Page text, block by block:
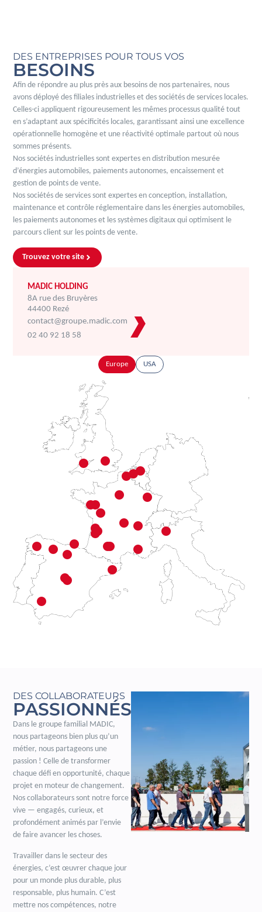
Europe USA
DES ENTREPRISES POUR TOUS VOS
BESOINS
Afin de répondre au plus près aux besoins de nos partenaires, nous
avons déployé des filiales industrielles et des sociétés de services locales.
Celles-ci appliquent rigoureusement les mêmes processus qualité tout
en s’adaptant aux spécificités locales, garantissant ainsi une excellence
opérationnelle homogène et une réactivité optimale partout où nous
sommes présents.
Nos sociétés industrielles sont expertes en distribution mesurée
d’énergies automobiles, paiements autonomes, encaissement et
gestion de points de vente.
Nos sociétés de services sont expertes en conception, installation,
maintenance et contrôle réglementaire dans les énergies automobiles,
les paiements autonomes et les systèmes digitaux qui optimisent le
parcours client sur les points de vente.
Trouvez votre site
MADIC HOLDING
8A rue des Bruyères
44400 Rezé
contact@groupe.madic.com
02 40 92 18 58
DES COLLABORATEURS
PASSIONNÉS
Dans le groupe familial MADIC,
nous partageons bien plus qu’un
métier, nous partageons une
passion ! Celle de transformer
chaque défi en opportunité, chaque
projet en moteur de changement.
Nos collaborateurs sont notre force
vive — engagés, curieux, et
profondément animés par l’envie
de faire avancer les choses.
Travailler dans le secteur des
énergies, c’est œuvrer chaque jour
pour un monde plus durable, plus
responsable, plus humain. C’est
mettre nos compétences, notre